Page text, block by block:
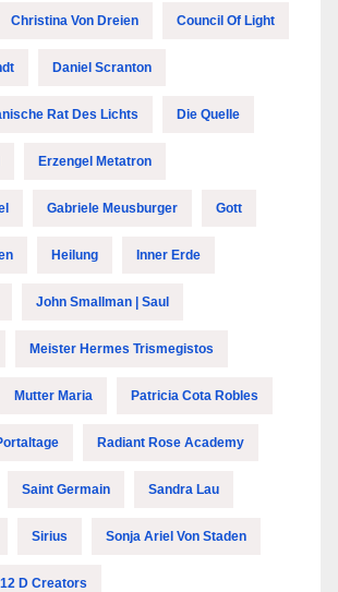
Christina Von Dreien Council Of Light
Daniel Scranton
Rat Des Lichts Die Quelle
Erzengel Metatron
Gabriele Meusburger Gott
Heilung Inner Erde
John Smallman | Saul
Meister Hermes Trismegistos
Mutter Maria Patricia Cota Robles
Radiant Rose Academy
Saint Germain Sandra Lau
Sirius Sonja Ariel Von Staden
D Creators